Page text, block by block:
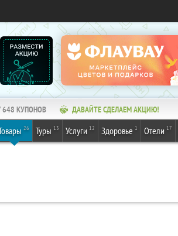
648 КУПОНОВ ДАВАЙТЕ СДЕЛАЕМ АКЦИЮ!
26 Туры 13 Услуги 12 Здоровье 1 Отели 17